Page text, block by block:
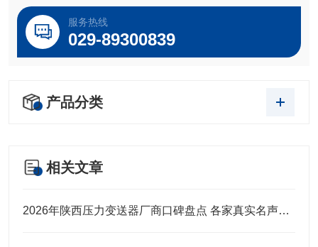
服务热线
029-89300839
产品分类
相关文章
2026年陕西压力变送器厂商口碑盘点 各家真实名声实力全解析